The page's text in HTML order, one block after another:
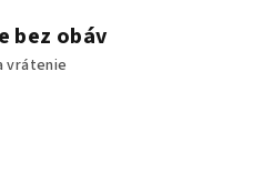
bez obáv
vrátenie